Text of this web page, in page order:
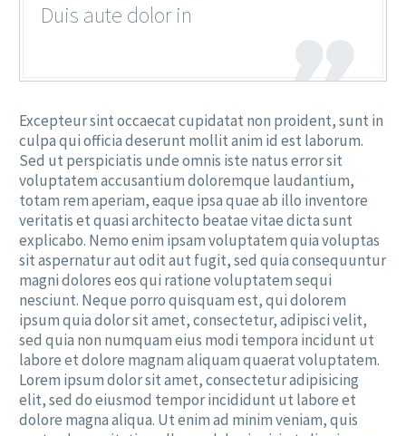
Duis aute dolor in
Excepteur sint occaecat cupidatat non proident, sunt in
culpa qui officia deserunt mollit anim id est laborum.
Sed ut perspiciatis unde omnis iste natus error sit
voluptatem accusantium doloremque laudantium,
totam rem aperiam, eaque ipsa quae ab illo inventore
veritatis et quasi architecto beatae vitae dicta sunt
explicabo. Nemo enim ipsam voluptatem quia voluptas
sit aspernatur aut odit aut fugit, sed quia consequuntur
magni dolores eos qui ratione voluptatem sequi
nesciunt. Neque porro quisquam est, qui dolorem
ipsum quia dolor sit amet, consectetur, adipisci velit,
sed quia non numquam eius modi tempora incidunt ut
labore et dolore magnam aliquam quaerat voluptatem.
Lorem ipsum dolor sit amet, consectetur adipisicing
elit, sed do eiusmod tempor incididunt ut labore et
dolore magna aliqua. Ut enim ad minim veniam, quis